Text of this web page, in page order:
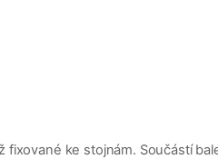
ke stojnám. Součástí